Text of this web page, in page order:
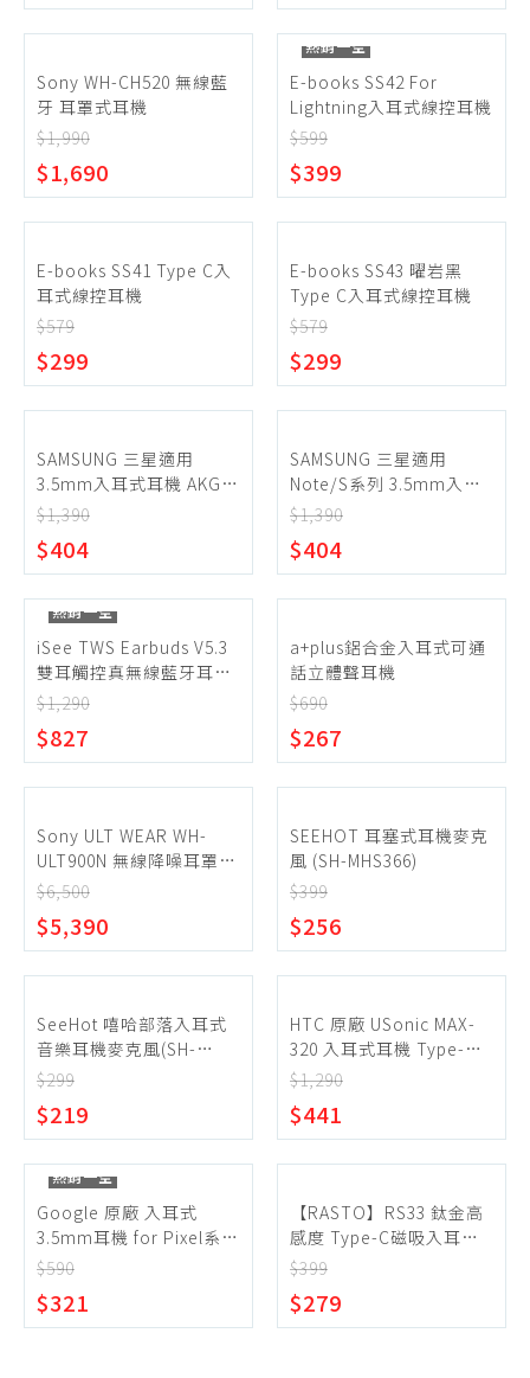
Sony WH-CH520 無線藍
牙 耳罩式耳機
$1,990
$1,690
熱銷一空
E-books SS42 For
Lightning入耳式線控耳機
$599
$399
E-books SS41 Type C入
耳式線控耳機
$579
$299
E-books SS43 曜岩黑
Type C入耳式線控耳機
$579
$299
SAMSUNG 三星適用
3.5mm入耳式耳機 AKG雙
動圈 IG955 (袋裝)-白色
$1,390
$404
SAMSUNG 三星適用
Note/S系列 3.5mm入耳
式耳機 AKG雙動圈 IG955
$1,390
$404
熱銷一空
iSee TWS Earbuds V5.3
雙耳觸控真無線藍牙耳機
Airduos 3
$1,290
$827
a+plus鋁合金入耳式可通
話立體聲耳機
$690
$267
Sony ULT WEAR WH-
ULT900N 無線降噪耳罩式
耳機
$6,500
$5,390
SEEHOT 耳塞式耳機麥克
風 (SH-MHS366)
$399
$256
SeeHot 嘻哈部落入耳式
音樂耳機麥克風(SH-
MHS340)
$299
$219
HTC 原廠 USonic MAX-
320 入耳式耳機 Type-C -
灰 (密封袋裝)
$1,290
$441
熱銷一空
Google 原廠 入耳式
3.5mm耳機 for Pixel系列
(密封袋裝)
$590
$321
【RASTO】RS33 鈦金高
感度 Type-C磁吸入耳式
耳機
$399
$279